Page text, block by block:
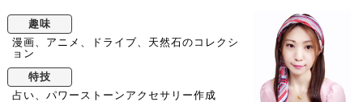
趣味
漫画、アニメ、ドライブ、天然石のコレクシ
ョン
特技
占い、パワーストーンアクセサリー作成